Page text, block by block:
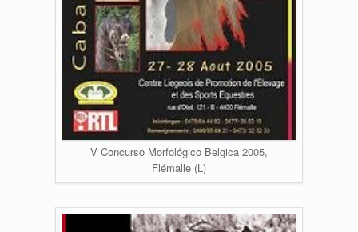
V Concurso Morfológico Belgica 2005,
Flémalle (L)